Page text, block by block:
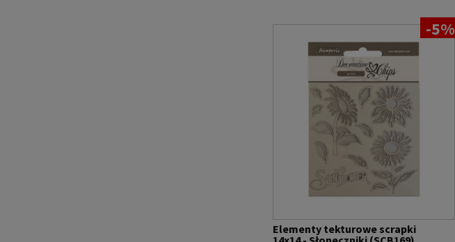
Elementy tekturowe scrapki
-5%